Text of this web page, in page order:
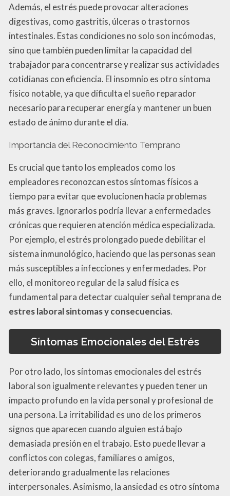
Además, el estrés puede provocar alteraciones
digestivas, como gastritis, úlceras o trastornos
intestinales. Estas condiciones no solo son incómodas,
sino que también pueden limitar la capacidad del
trabajador para concentrarse y realizar sus actividades
cotidianas con eficiencia. El insomnio es otro síntoma
físico notable, ya que dificulta el sueño reparador
necesario para recuperar energía y mantener un buen
estado de ánimo durante el día.
Importancia del Reconocimiento Temprano
Es crucial que tanto los empleados como los
empleadores reconozcan estos síntomas físicos a
tiempo para evitar que evolucionen hacia problemas
más graves. Ignorarlos podría llevar a enfermedades
crónicas que requieren atención médica especializada.
Por ejemplo, el estrés prolongado puede debilitar el
sistema inmunológico, haciendo que las personas sean
más susceptibles a infecciones y enfermedades. Por
ello, el monitoreo regular de la salud física es
fundamental para detectar cualquier señal temprana de
estres laboral sintomas y consecuencias.
Síntomas Emocionales del Estrés
Por otro lado, los síntomas emocionales del estrés
laboral son igualmente relevantes y pueden tener un
impacto profundo en la vida personal y profesional de
una persona. La irritabilidad es uno de los primeros
signos que aparecen cuando alguien está bajo
demasiada presión en el trabajo. Esto puede llevar a
conflictos con colegas, familiares o amigos,
deteriorando gradualmente las relaciones
interpersonales. Asimismo, la ansiedad es otro síntoma